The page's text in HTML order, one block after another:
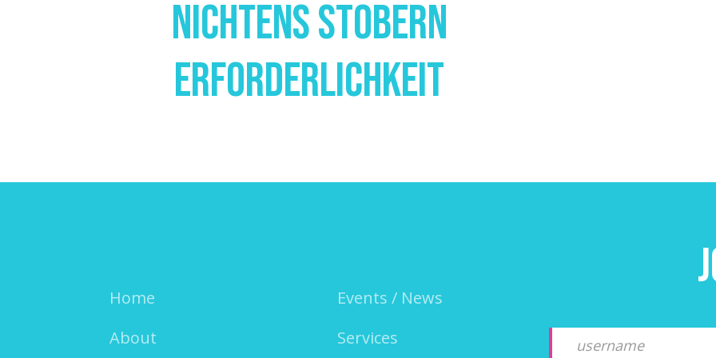
Nichtens Stobern
Erforderlichkeit
Home
About
Events / News
Services